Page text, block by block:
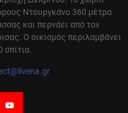
Ντουργκάνο 360 μέτρα
και περνάει από τον
Ο οικισμός περιλαμβάνει
σπίτια.